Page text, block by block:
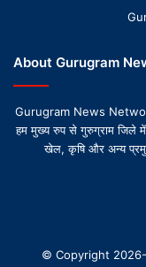
About Gurugram
Gurugram News Network
हम मुख्य रुप से गुरुग्राम जिले में
खेल, कृषि और अन्य
© Copyright